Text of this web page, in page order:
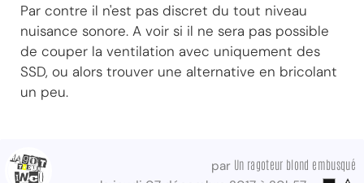
Par contre il n'est pas discret du tout niveau
nuisance sonore. A voir si il ne sera pas possible
de couper la ventilation avec uniquement des
SSD, ou alors trouver une alternative en bricolant
un peu.
par Un ragoteur blond embusqué